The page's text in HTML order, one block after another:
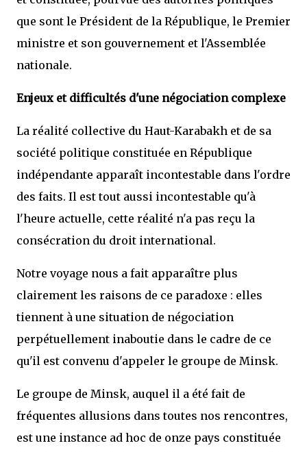
que sont le Président de la République, le Premier
ministre et son gouvernement et l'Assemblée
nationale.
Enjeux et difficultés d'une négociation complexe
La réalité collective du Haut-Karabakh et de sa
société politique constituée en République
indépendante apparaît incontestable dans l'ordre
des faits. Il est tout aussi incontestable qu'à
l'heure actuelle, cette réalité n'a pas reçu la
consécration du droit international.
Notre voyage nous a fait apparaître plus
clairement les raisons de ce paradoxe : elles
tiennent à une situation de négociation
perpétuellement inaboutie dans le cadre de ce
qu'il est convenu d'appeler le groupe de Minsk.
Le groupe de Minsk, auquel il a été fait de
fréquentes allusions dans toutes nos rencontres,
est une instance ad hoc de onze pays constituée